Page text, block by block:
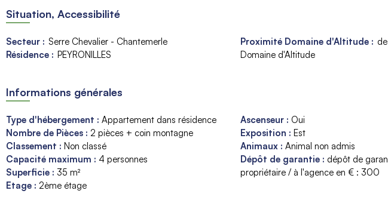
Situation, Accessibilité
Secteur : Serre Chevalier - Chantemerle
Résidence : PEYRONILLES
Proximité Domaine d'Altitude :
Domaine d'Altitude
Informations générales
Type d'hébergement : Appartement dans résidence
Nombre de Pièces : 2 pièces + coin montagne
Classement : Non classé
Capacité maximum : 4 personnes
Superficie : 35 m²
Etage : 2ème étage
Ascenseur : Oui
Exposition : Est
Animaux : Animal non admis
Dépôt de garantie : dépôt de
propriétaire / à l'agence en € : 300